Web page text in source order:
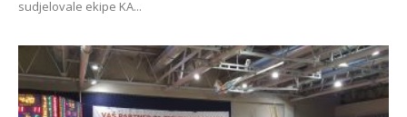
sudjelovale ekipe KA...